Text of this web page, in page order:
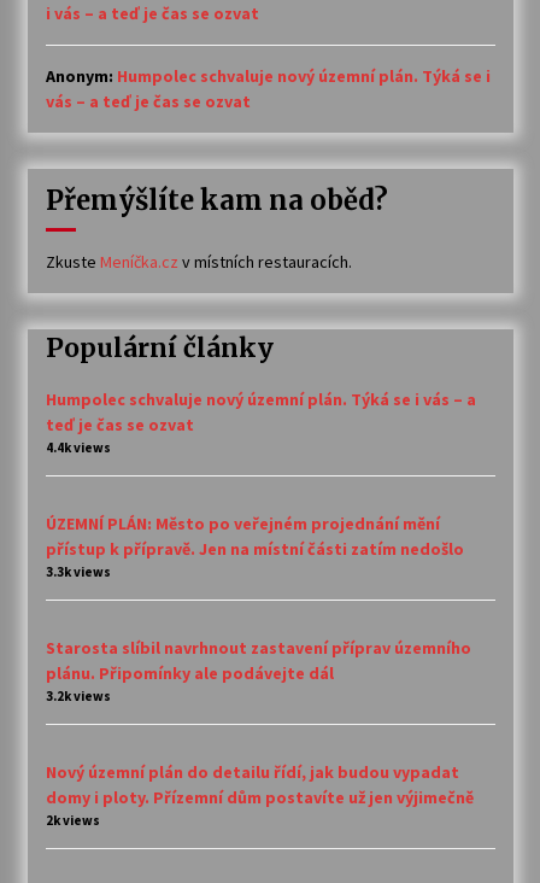
i vás – a teď je čas se ozvat
Anonym: Humpolec schvaluje nový územní plán. Týká se i
vás – a teď je čas se ozvat
Přemýšlíte kam na oběd?
Zkuste Meníčka.cz v místních restauracích.
Populární články
Humpolec schvaluje nový územní plán. Týká se i vás – a
teď je čas se ozvat
4.4k views
ÚZEMNÍ PLÁN: Město po veřejném projednání mění
přístup k přípravě. Jen na místní části zatím nedošlo
3.3k views
Starosta slíbil navrhnout zastavení příprav územního
plánu. Připomínky ale podávejte dál
3.2k views
Nový územní plán do detailu řídí, jak budou vypadat
domy i ploty. Přízemní dům postavíte už jen výjimečně
2k views